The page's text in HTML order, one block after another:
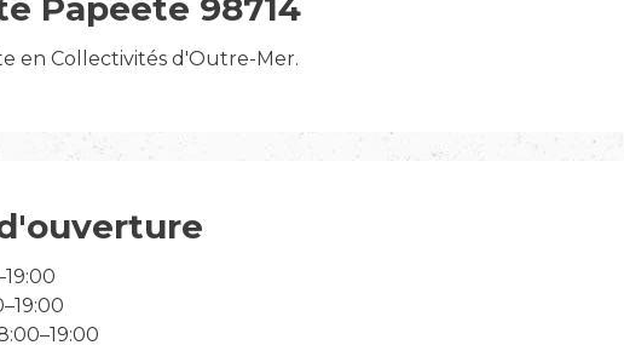
Papeete 98714
en Collectivités d'Outre-Mer.